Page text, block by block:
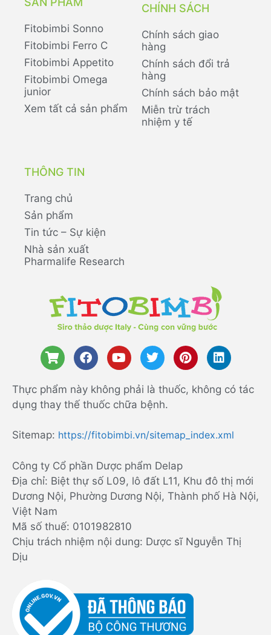
Fitobimbi Sonno
Fitobimbi Ferro C
Fitobimbi Appetito
Fitobimbi Omega
junior
Xem tất cả sản phẩm
CHÍNH SÁCH
Chính sách giao
hàng
Chính sách đổi trả
hàng
Chính sách bảo mật
Miễn trừ trách
nhiệm y tế
THÔNG TIN
Trang chủ
Sản phẩm
Tin tức – Sự kiện
Nhà sản xuất
Pharmalife Research
Thực phẩm này không phải là thuốc, không có tác
dụng thay thế thuốc chữa bệnh.
Sitemap: https://fitobimbi.vn/sitemap_index.xml
Công ty Cổ phần Dược phẩm Delap
Địa chỉ: Biệt thự số L09, lô đất L11, Khu đô thị mới
Dương Nội, Phường Dương Nội, Thành phố Hà Nội,
Việt Nam
Mã số thuế: 0101982810
Chịu trách nhiệm nội dung: Dược sĩ Nguyễn Thị
Dịu